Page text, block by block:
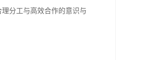
分工与高效合作的意识与